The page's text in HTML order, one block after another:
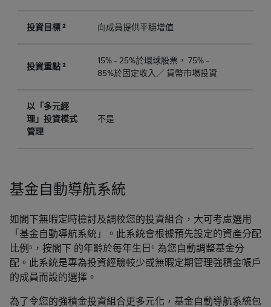
投資目標 ² 向成員提供平穩增值
投資重點 ²
15% - 25%於環球股票， 75% -
85%於固定收入／ 貨幣市場投資
以「多元經
理」投資模式
管理
不是
基金自動導航系統
如閣下無暇定時檢討及調校您的投資組合，大可考慮選用
「基金自動導航系統」。此系統會根據預先設定的資產分配
比例⁵，按閣下 的年齡於每年生日⁶ 為您自動調整基金分
配。此系統是專為投資經驗較少或無暇定期管理強積金帳戶
的成員而設的選擇。
為了令您的強積金投資組合更多元化，基金自動導航系統包